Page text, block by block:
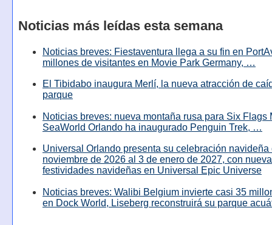
Noticias más leídas esta semana
Noticias breves: Fiestaventura llega a su fin en
millones de visitantes en Movie Park Germany, …
El Tibidabo inaugura Merlí, la nueva atracción de
parque
Noticias breves: nueva montaña rusa para Six Flags
SeaWorld Orlando ha inaugurado Penguin Trek, …
Universal Orlando presenta su celebración navideña
noviembre de 2026 al 3 de enero de 2027, con
festividades navideñas en Universal Epic Universe
Noticias breves: Walibi Belgium invierte casi 35
en Dock World, Liseberg reconstruirá su parque